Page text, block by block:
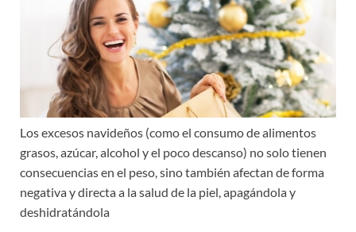
Los excesos navideños (como el consumo de alimentos
grasos, azúcar, alcohol y el poco descanso) no solo tienen
consecuencias en el peso, sino también afectan de forma
negativa y directa a la salud de la piel, apagándola y
deshidratándola